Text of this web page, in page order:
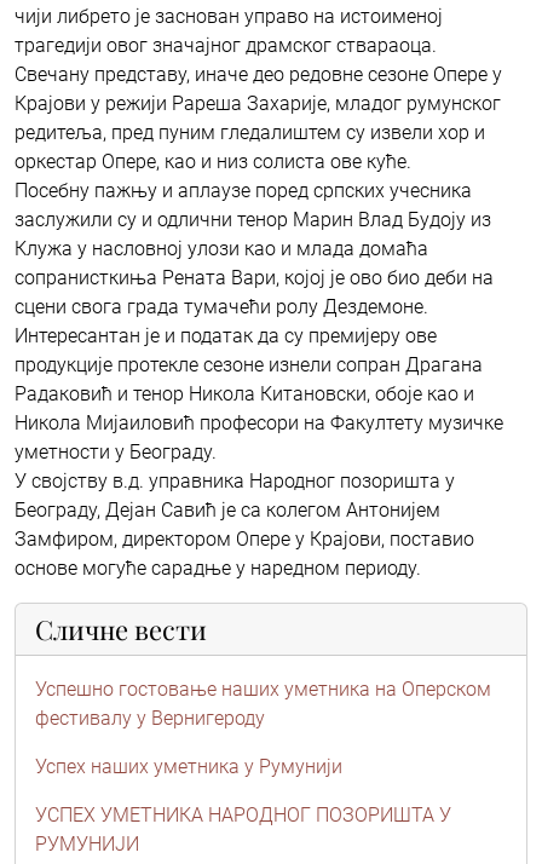
чији либрето је заснован управо на истоименој
трагедији овог значајног драмског ствараоца.
Свечану представу, иначе део редовне сезоне Опере у
Крајови у режији Рареша Захарије, младог румунског
редитеља, пред пуним гледалиштем су извели хор и
оркестар Опере, као и низ солиста ове куће.
Посебну пажњу и аплаузе поред српских учесника
заслужили су и одлични тенор Марин Влад Будоју из
Клужа у насловној улози као и млада домаћа
сопранисткиња Рената Вари, којој је ово био деби на
сцени свога града тумачећи ролу Дездемоне.
Интересантан је и податак да су премијеру ове
продукције протекле сезоне изнели сопран Драгана
Радаковић и тенор Никола Китановски, обоје као и
Никола Мијаиловић професори на Факултету музичке
уметности у Београду.
У својству в.д. управника Народног позоришта у
Београду, Дејан Савић је са колегом Антонијем
Замфиром, директором Опере у Крајови, поставио
основе могуће сарадње у наредном периоду.
Сличне вести
Успешно гостовање наших уметника на Оперском
фестивалу у Вернигероду
Успех наших уметника у Румунији
УСПЕХ УМЕТНИКА НАРОДНОГ ПОЗОРИШТА У
РУМУНИЈИ